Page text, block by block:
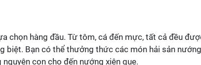
chọn hàng đầu. Từ tôm, cá đến mực, tất cả đều
biệt. Bạn có thể thưởng thức các món hải sản nướng
con cho đến nướng xiên que.